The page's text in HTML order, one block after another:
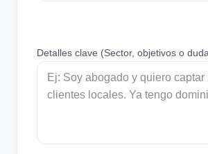
Detalles clave (Sector, objetivos o